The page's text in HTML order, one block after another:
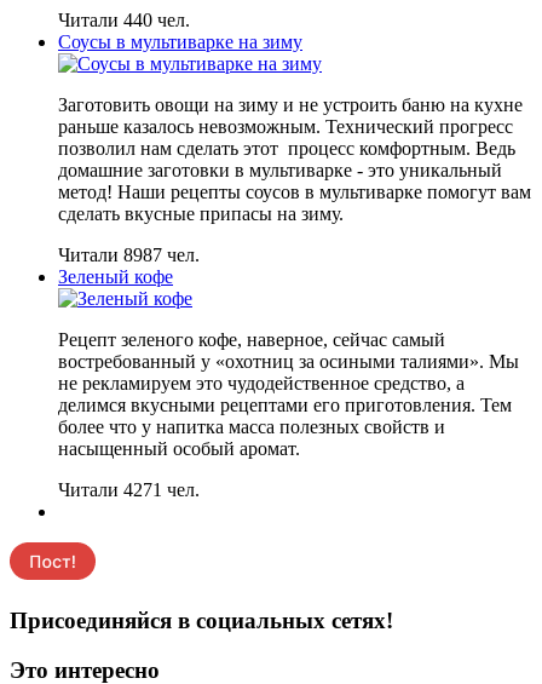
Читали 440 чел.
Соусы в мультиварке на зиму
Заготовить овощи на зиму и не устроить баню на кухне
раньше казалось невозможным. Технический прогресс
позволил нам сделать этот процесс комфортным. Ведь
домашние заготовки в мультиварке - это уникальный
метод! Наши рецепты соусов в мультиварке помогут вам
сделать вкусные припасы на зиму.
Читали 8987 чел.
Зеленый кофе
Рецепт зеленого кофе, наверное, сейчас самый
востребованный у «охотниц за осиными талиями». Мы
не рекламируем это чудодейственное средство, а
делимся вкусными рецептами его приготовления. Тем
более что у напитка масса полезных свойств и
насыщенный особый аромат.
Читали 4271 чел.
Присоединяйся в социальных сетях!
Это интересно